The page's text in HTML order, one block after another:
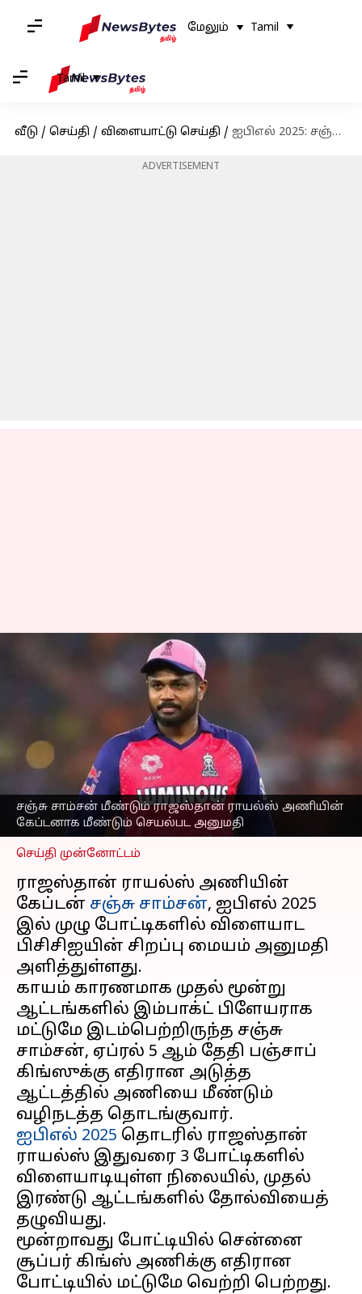
மேலும் Tamil
Tamil
வீடு / செய்தி / விளையாட்டு செய்தி / ஐபிஎல் 2025: சஞ்சு சாம்சன் மீண்டும் ராஜஸ்தான் ராயல்ஸ் அணியின் கேப்டனாக மீண்டும் செயல்பட பிசிசிஐ அனுமதி
ADVERTISEMENT
சஞ்சு சாம்சன் மீண்டும் ராஜஸ்தான் ராயல்ஸ் அணியின்
கேப்டனாக மீண்டும் செயல்பட அனுமதி
ஐபிஎல் 2025: சஞ்சு
சாம்சன் மீண்டும்
ராஜஸ்தான் ராயல்ஸ்
அணியின் கேப்டனாக
மீண்டும் செயல்பட
பிசிசிஐ அனுமதி
எழுதியவர் Sekar Chinnappan Apr 02, 2025 06:35 pm
செய்தி முன்னோட்டம்
ராஜஸ்தான் ராயல்ஸ் அணியின்
கேப்டன் சஞ்சு சாம்சன், ஐபிஎல் 2025
இல் முழு போட்டிகளில் விளையாட
பிசிசிஐயின் சிறப்பு மையம் அனுமதி
அளித்துள்ளது.
காயம் காரணமாக முதல் மூன்று
ஆட்டங்களில் இம்பாக்ட் பிளேயராக
மட்டுமே இடம்பெற்றிருந்த சஞ்சு
சாம்சன், ஏப்ரல் 5 ஆம் தேதி பஞ்சாப்
கிங்ஸுக்கு எதிரான அடுத்த
ஆட்டத்தில் அணியை மீண்டும்
ஐபிஎல் 2025 தொடரில் ராஜஸ்தான்
ராயல்ஸ் இதுவரை 3 போட்டிகளில்
விளையாடியுள்ள நிலையில், முதல்
இரண்டு ஆட்டங்களில் தோல்வியைத்
தழுவியது.
மூன்றாவது போட்டியில் சென்னை
சூப்பர் கிங்ஸ் அணிக்கு எதிரான
போட்டியில் மட்டுமே வெற்றி பெற்றது.